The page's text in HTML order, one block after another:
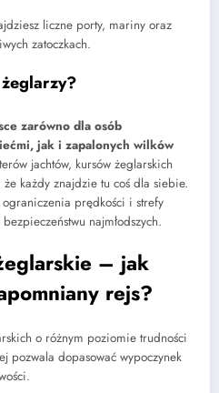
liczne porty, mariny oraz
zatoczkach.
zarówno dla osób
jak i zapalonych wilków
jachtów, kursów żeglarskich
każdy znajdzie tu coś dla siebie.
prędkości i strefy
najmłodszych.
– jak
rejs?
o różnym poziomie trudności
pozwala dopasować wypoczynek